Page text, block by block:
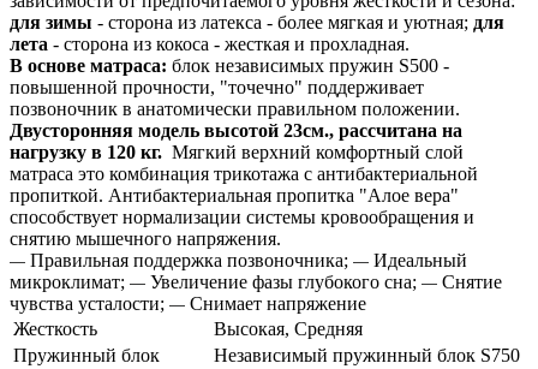
для зимы - сторона из латекса - более мягкая и уютная; для
лета - сторона из кокоса - жесткая и прохладная.
В основе матраса: блок независимых пружин S500 -
повышенной прочности, "точечно" поддерживает
позвоночник в анатомически правильном положении.
Двусторонняя модель высотой 23см., рассчитана на
нагрузку в 120 кг. Мягкий верхний комфортный слой
матраса это комбинация трикотажа с антибактериальной
пропиткой. Антибактериальная пропитка "Алое вера"
способствует нормализации системы кровообращения и
снятию мышечного напряжения.
— Правильная поддержка позвоночника; — Идеальный
микроклимат; — Увеличение фазы глубокого сна; — Снятие
чувства усталости; — Снимает напряжение
Жесткость
Высокая, Средняя
Пружинный блок
Независимый пружинный блок S750